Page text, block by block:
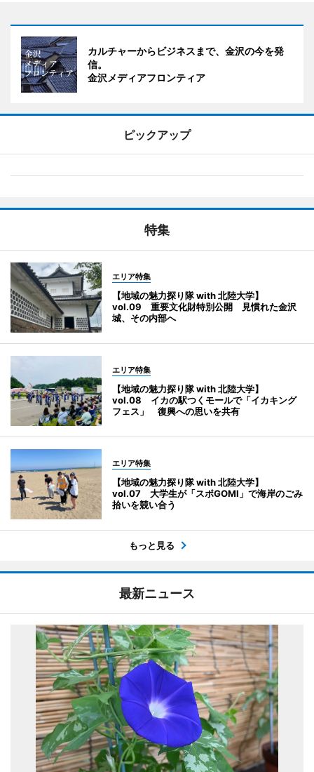
カルチャーからビジネスまで、金沢の今を発
信。
金沢メディアフロンティア
ピックアップ
特集
エリア特集
【地域の魅力探り隊 with 北陸大学】
vol.09 重要文化財特別公開 見慣れた金沢
城、その内部へ
エリア特集
【地域の魅力探り隊 with 北陸大学】
vol.08 イカの駅つくモールで「イカキング
フェス」 復興への思いを共有
エリア特集
【地域の魅力探り隊 with 北陸大学】
vol.07 大学生が「スポGOMI」で海岸のごみ
拾いを競い合う
もっと見る
最新ニュース